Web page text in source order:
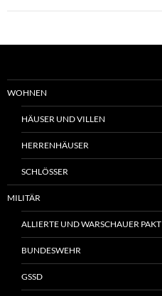
WOHNEN
HÄUSER UND VILLEN
HERRENHÄUSER
SCHLÖSSER
MILITÄR
ALLIERTE UND WARSCHAUER PAKT
BUNDESWEHR
GSSD